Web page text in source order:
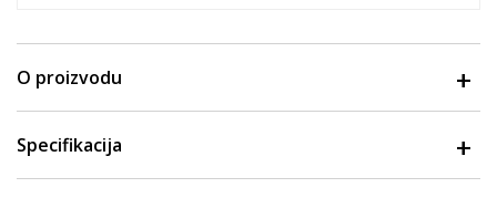
O proizvodu
Specifikacija